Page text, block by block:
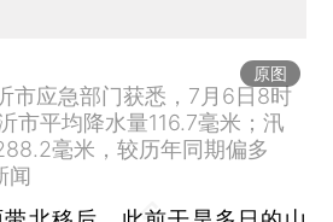
原图
市应急部门获悉，7月6日8时
市平均降水量116.7毫米；汛
毫米，较历年同期偏多
闻